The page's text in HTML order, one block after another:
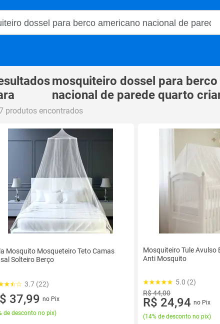
Magalu
mosquiteiro dossel para
nacional de parede quarto
produtos encontrados
Mosquito Mosqueteiro Teto Camas
Solteiro Berço
3.7 (22)
37,99 no Pix
de desconto no pix)
Mosquiteiro Tule Avulso
Anti Mosquito
5.0 (2)
R$ 44,00
R$ 24,94 no Pix
(14% de desconto no pix)